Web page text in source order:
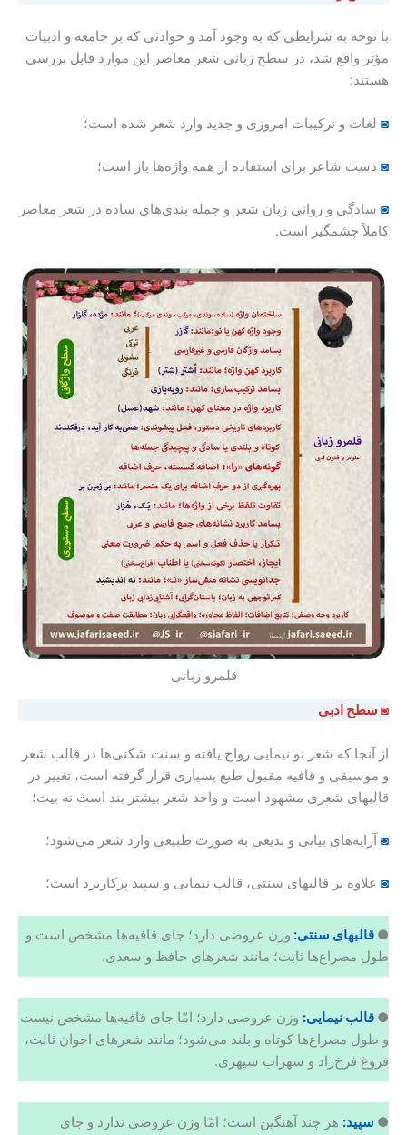
با توجه به شرایطی که به وجود آمد و حوادثی که بر جامعه و ادبیات
مؤثر واقع شد، در سطح زبانی شعر معاصر این موارد قابل بررسی
هستند:
◙ لغات و ترکیبات امروزی و جدید وارد شعر شده است؛
◙ دست شاعر برای استفاده از همه واژه‌ها باز است؛
◙ سادگی و روانی زبان شعر و جمله بندی‌های ساده در شعر معاصر
کاملاً چشمگیر است.
قلمرو زبانی
◙ سطح ادبی
از آنجا که شعر نو نیمایی رواج یافته و سنت شکنی‌ها در قالب شعر
و موسیقی و قافیه مقبول طبع بسیاری قرار گرفته است، تغییر در
قالبهای شعری مشهود است و واحد شعر بیشتر بند است نه بیت؛
◙ آرایه‌های بیانی و بدیعی به صورت طبیعی وارد شعر می‌شود؛
◙ علاوه بر قالبهای سنتی، قالب نیمایی و سپید پرکاربرد است؛
● قالبهای سنتی: وزن عروضی دارد؛ جای قافیه‌ها مشخص است و
طول مصراع‌ها ثابت؛ مانند شعرهای حافظ و سعدی.
● قالب نیمایی: وزن عروضی دارد؛ امّا جای قافیه‌ها مشخص نیست
و طول مصراع‌ها کوتاه و بلند می‌شود؛ مانند شعرهای اخوان ثالث،
فروغ فرخ‌زاد و سهراب سپهری.
● سپید: هر چند آهنگین است؛ امّا وزن عروضی ندارد و جای